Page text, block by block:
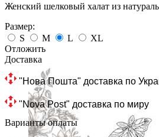
Женский шелковый халат из
Размер:
S
M L
XL
Отложить
Доставка
"Нова Пошта" доставка по
"Nova Post" доставка по миру
Варианты оплаты